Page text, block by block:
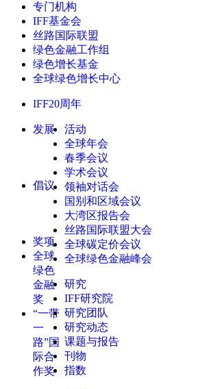
专门机构
IFF基金会
丝路国际联盟
绿色金融工作组
绿色增长基金
全球绿色增长中心
IFF20周年
发展
倡议
奖项
全球
绿色
金融
奖
“一带
一
路”国
际合
作奖
活动
全球年会
春季会议
学术会议
领袖对话会
国别和区域会议
大湾区报告会
丝路国际联盟大会
全球碳定价会议
全球绿色金融峰会
研究
IFF研究院
研究团队
研究动态
课题与报告
刊物
指数